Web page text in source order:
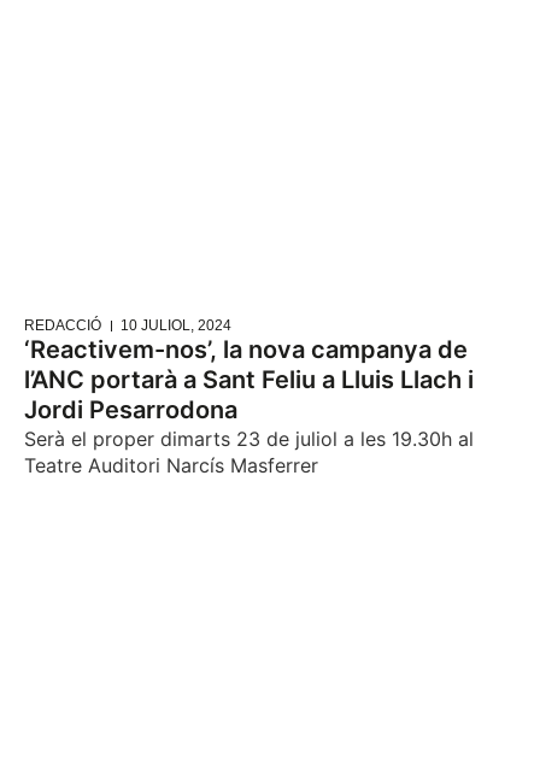
REDACCIÓ 10 JULIOL, 2024
‘Reactivem-nos’, la nova campanya de
l’ANC portarà a Sant Feliu a Lluis Llach i
Jordi Pesarrodona
Serà el proper dimarts 23 de juliol a les 19.30h al
Teatre Auditori Narcís Masferrer